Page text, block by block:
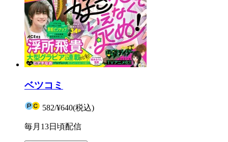
ベツコミ
582/¥640(税込)
毎月13日頃配信